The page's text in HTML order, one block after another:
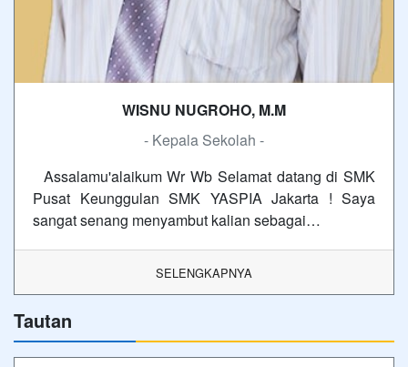
WISNU NUGROHO, M.M
- Kepala Sekolah -
Assalamu'alaikum Wr Wb Selamat datang di SMK
Pusat Keunggulan SMK YASPIA Jakarta ! Saya
sangat senang menyambut kalian sebagai…
SELENGKAPNYA
Tautan